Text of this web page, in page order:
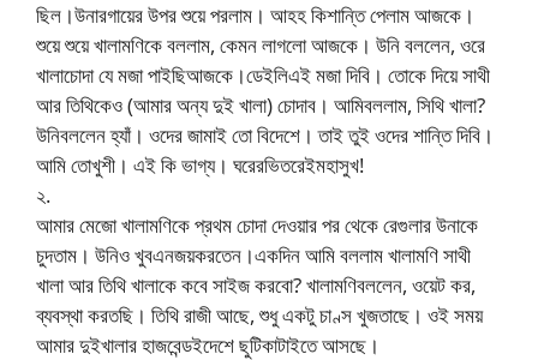
ছিল।উনারগায়ের উপর শুয়ে পরলাম। আহহ কিশান্তি পেলাম আজকে।
শুয়ে শুয়ে খালামণিকে বললাম, কেমন লাগলো আজকে। উনি বললেন, ওরে
খালাচোদা যে মজা পাইছিআজকে।ডেইলিএই মজা দিবি। তোকে দিয়ে সাথী
আর তিথিকেও (আমার অন্য দুই খালা) চোদাব। আমিবললাম, সিথি খালা?
উনিবললেন হ্যাঁ। ওদের জামাই তো বিদেশে। তাই তুই ওদের শান্তি দিবি।
আমি তোখুশী। এই কি ভাগ্য। ঘরেরভিতরেইমহাসুখ!
২.
আমার মেজো খালামণিকে প্রথম চোদা দেওয়ার পর থেকে রেগুলার উনাকে
চুদতাম। উনিও খুবএনজয়করতেন।একদিন আমি বললাম খালামণি সাথী
খালা আর তিথি খালাকে কবে সাইজ করবো? খালামণিবললেন, ওয়েট কর,
ব্যবস্থা করতছি। তিথি রাজী আছে, শুধু একটু চাণ্স খুজতাছে। ওই সময়
আমার দুইখালার হাজবেন্ডইদেশে ছুটিকাটাইতে আসছে।